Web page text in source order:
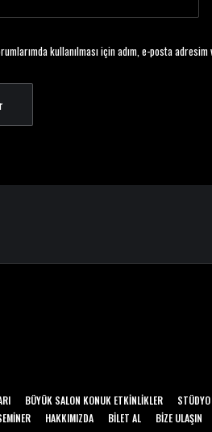
kullanılması için adım, e-posta
BÜYÜK SALON KONUK ETKINLIKLER
HAKKIMIZDA BILET AL BIZE ULAŞIN